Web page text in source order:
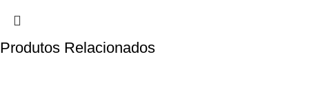
Produtos Relacionados